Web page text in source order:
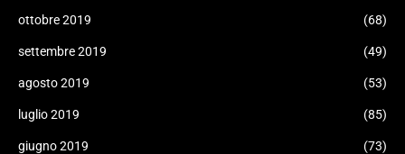
ottobre 2019 (68)
settembre 2019 (49)
agosto 2019 (53)
luglio 2019 (85)
giugno 2019 (73)